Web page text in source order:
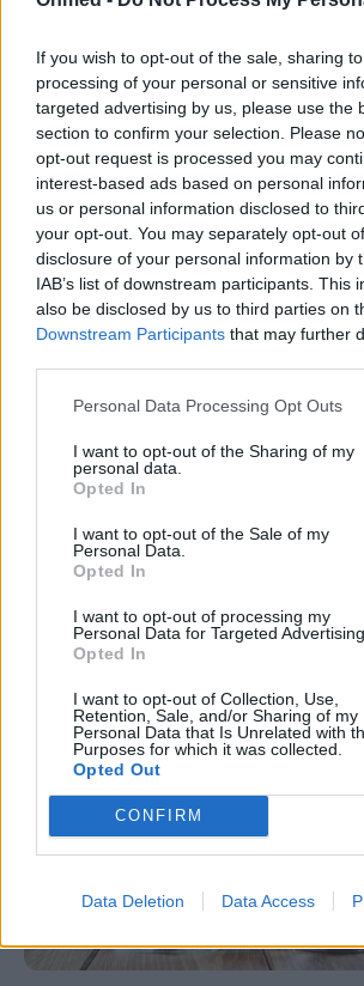
If you wish to opt-out of the sale, sharing
processing of your personal or sensitive
targeted advertising by us, please use the
section to confirm your selection. Please
opt-out request is processed you may
interest-based ads based on personal
us or personal information disclosed to
your opt-out. You may separately opt-out
disclosure of your personal information by
IAB’s list of downstream participants. This
also be disclosed by us to third parties on
Downstream Participants that may further
Personal Data Processing Opt Outs
I want to opt-out of the Sharing of my
personal data.
Opted In
I want to opt-out of the Sale of my
Personal Data.
Opted In
I want to opt-out of processing my
Personal Data for Targeted Advertising.
Opted In
I want to opt-out of Collection, Use,
Retention, Sale, and/or Sharing of my
Personal Data that Is Unrelated with
Purposes for which it was collected.
Opted Out
CONFIRM
Data Deletion Data Access
Μπήκαμε στον Δεκέμβριο και αυτό
απομένουν λίγες μόνο ημέρες μέχρι
Εκτός από τα λαχταριστά εδέσματα
Το αλκοόλ έχει αρκετές θερμίδες
πρέπει να το καταναλώνετε με μέτρο…